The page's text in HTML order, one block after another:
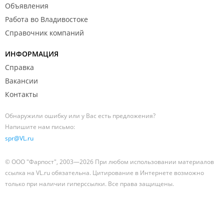
Объявления
Работа во Владивостоке
Справочник компаний
ИНФОРМАЦИЯ
Справка
Вакансии
Контакты
Обнаружили ошибку или у Вас есть предложения?
Напишите нам письмо:
spr@VL.ru
© ООО "Фарпост", 2003—2026 При любом использовании материалов
ссылка на VL.ru обязательна. Цитирование в Интернете возможно
только при наличии гиперссылки. Все права защищены.